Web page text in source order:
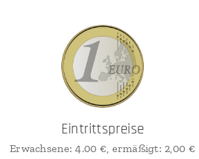
Eintrittspreise
Erwachsene: 4.00 €, ermäßigt: 2,00 €